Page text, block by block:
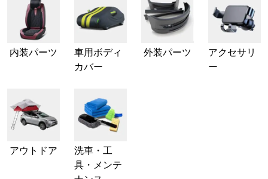
内装パーツ
車用ボディ
カバー
外装パーツ
アクセサリ
ー
アウトドア
洗車・工
具・メンテ